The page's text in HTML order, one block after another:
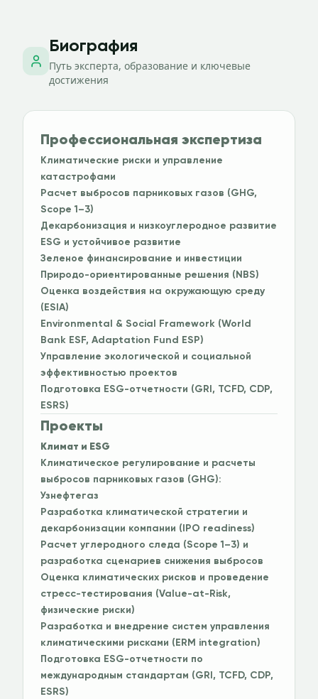
Биография
Путь эксперта, образование и ключевые
достижения
Профессиональная экспертиза
Климатические риски и управление
катастрофами
Расчет выбросов парниковых газов (GHG,
Scope 1–3)
Декарбонизация и низкоуглеродное развитие
ESG и устойчивое развитие
Зеленое финансирование и инвестиции
Природо-ориентированные решения (NBS)
Оценка воздействия на окружающую среду
(ESIA)
Environmental & Social Framework (World
Bank ESF, Adaptation Fund ESP)
Управление экологической и социальной
эффективностью проектов
Подготовка ESG-отчетности (GRI, TCFD, CDP,
ESRS)
Проекты
Климат и ESG
Климатическое регулирование и расчеты
выбросов парниковых газов (GHG):
Узнефтегаз
Разработка климатической стратегии и
декарбонизации компании (IPO readiness)
Расчет углеродного следа (Scope 1–3) и
разработка сценариев снижения выбросов
Оценка климатических рисков и проведение
стресс-тестирования (Value-at-Risk,
физические риски)
Разработка и внедрение систем управления
климатическими рисками (ERM integration)
Подготовка ESG-отчетности по
международным стандартам (GRI, TCFD, CDP,
ESRS)